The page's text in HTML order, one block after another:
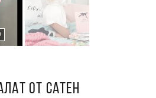
ОТ САТЕН